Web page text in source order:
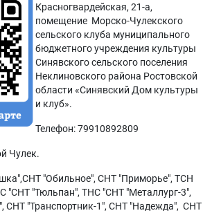
Красногвардейская, 21-а,
помещение Морско-Чулекского
сельского клуба муниципального
бюджетного учреждения культуры
Синявского сельского поселения
Неклиновского района Ростовской
области «Синявский Дом культуры
и клуб».
Телефон: 79910892809
Чулек.
"Обильное", СНТ "Приморье", ТСН
"СНТ "Тюльпан", ТНС "СНТ "Металлург-3",
СНТ "Транспортник-1", СНТ "Надежда", СНТ